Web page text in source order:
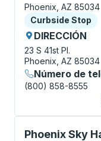
Phoenix, AZ 85034
Curbside Stop
Curbside Stop
DIRECCIÓN
23 S 41st Pl.
Phoenix, AZ 85034
Número de
(800) 858-8555
Phoenix Sky
Curbside Stop,